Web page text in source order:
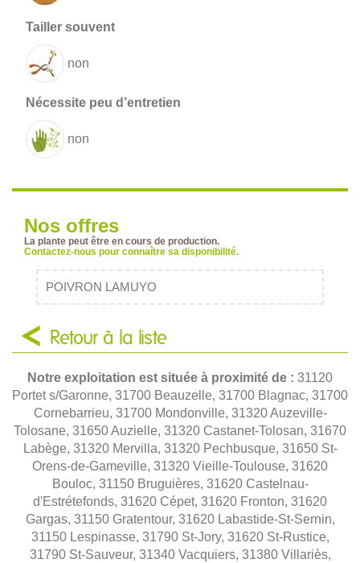
non
non
Nos offres
La plante peut être en cours de production.
Contactez-nous pour connaître sa disponibilité.
POIVRON LAMUYO
Retour à la liste
Notre exploitation est située à proximité de : 31120
Portet s/Garonne, 31700 Beauzelle, 31700 Blagnac, 31700
Cornebarrieu, 31700 Mondonville, 31320 Auzeville-
Tolosane, 31650 Auzielle, 31320 Castanet-Tolosan, 31670
Labège, 31320 Mervilla, 31320 Pechbusque, 31650 St-
Orens-de-Gameville, 31320 Vieille-Toulouse, 31620
Bouloc, 31150 Bruguières, 31620 Castelnau-
d'Estrétefonds, 31620 Cépet, 31620 Fronton, 31620
Gargas, 31150 Gratentour, 31620 Labastide-St-Sernin,
31150 Lespinasse, 31790 St-Jory, 31620 St-Rustice,
31790 St-Sauveur, 31340 Vacquiers, 31380 Villariès,